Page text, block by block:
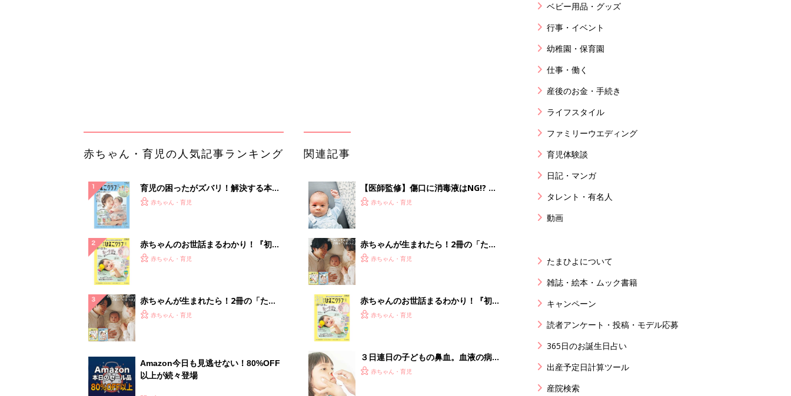
以上が続々登場
PR（Amazon）
ランキングをもっと見る
解説】
学会リーフレット検討会より】
mazonタイムセールが見逃せない
PR（Amazon）
ベビー用品・グッズ
行事・イベント
幼稚園・保育園
仕事・働く
産後のお金・手続き
ライフスタイル
ファミリーウエディング
育児体験談
日記・マンガ
タレント・有名人
動画
たまひよについて
雑誌・絵本・ムック書籍
キャンペーン
読者アンケート・投稿・モデル応募
365日のお誕生日占い
出産予定日計算ツール
産院検索